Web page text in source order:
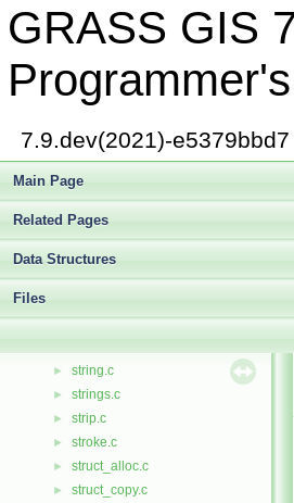
GRASS GIS
7.9.dev(2021)-e5379bbd7
Main Page
Related Pages
Data Structures
Files
► spindex.c
► spindex_rw.c
► split.h
sql.c
sqlCtype.c
defs/sqlp.h
► sqlp.h
► sqlp.tab.c
► sqlp.tab.h
► sqlp.yy.c
► sqltype.c
► defs/stats.h
► string.c
► strings.c
► strip.c
► stroke.c
► struct_alloc.c
► struct_copy.c